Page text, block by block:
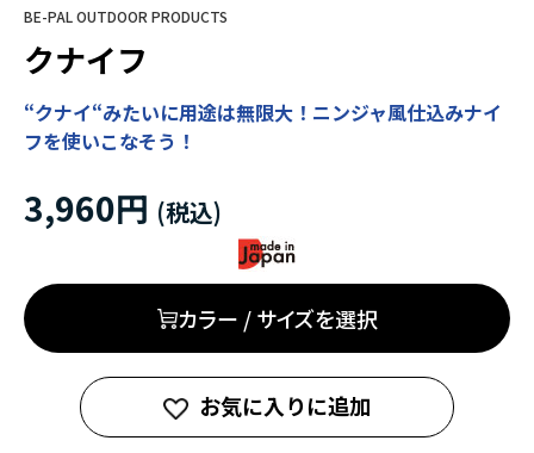
BE-PAL OUTDOOR PRODUCTS
クナイフ
“クナイ“みたいに用途は無限大！ニンジャ風仕込みナイ
フを使いこなそう！
3,960円
カラー / サイズを選択
お気に入りに追加